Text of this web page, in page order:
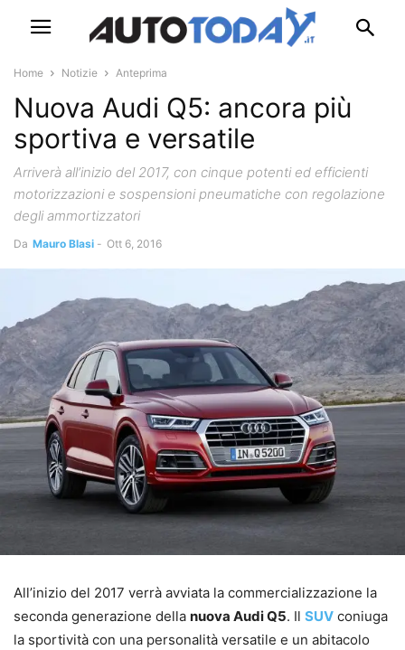
Home Notizie Anteprima
Nuova Audi Q5: ancora più
sportiva e versatile
Arriverà all’inizio del 2017, con cinque potenti ed efficienti
motorizzazioni e sospensioni pneumatiche con regolazione
degli ammortizzatori
Da Mauro Blasi - Ott 6, 2016
All’inizio del 2017 verrà avviata la commercializzazione la
seconda generazione della nuova Audi Q5. Il SUV coniuga
la sportività con una personalità versatile e un abitacolo